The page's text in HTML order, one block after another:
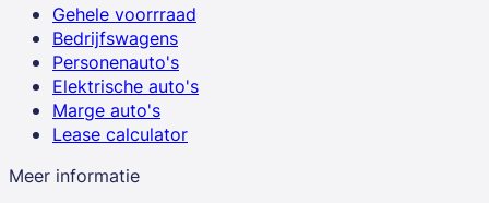
Gehele voorrraad
Bedrijfswagens
Personenauto's
Elektrische auto's
Marge auto's
Lease calculator
Meer informatie